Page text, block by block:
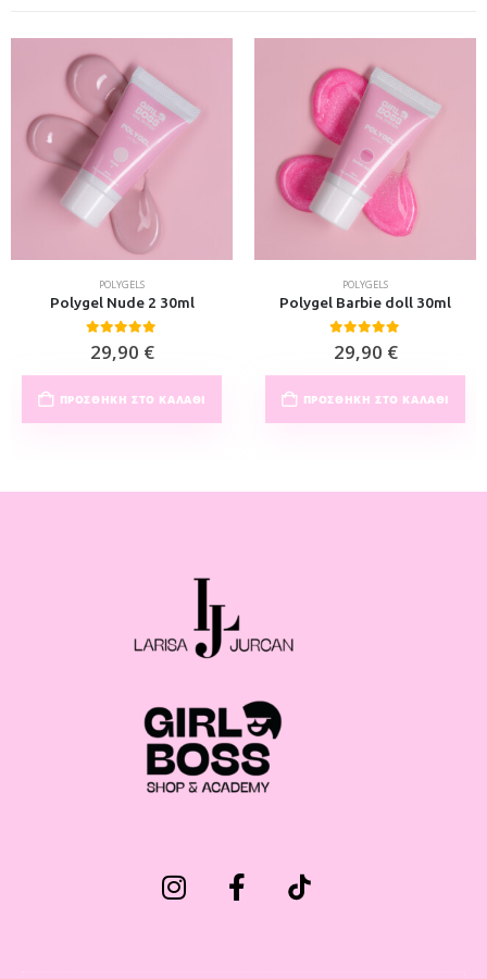
POLYGELS
Polygel Nude 2 30ml
0out of 5
29,90 €
ΠΡΟΣΘΉΚΗ ΣΤΟ ΚΑΛΆΘΙ
POLYGELS
Polygel Barbie doll 30ml
0out of 5
29,90 €
ΠΡΟΣΘΉΚΗ ΣΤΟ ΚΑΛΆΘΙ